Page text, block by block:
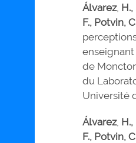
Álvarez,
F., Potvin,
de
du
Université
Álvarez,
F., Potvin,